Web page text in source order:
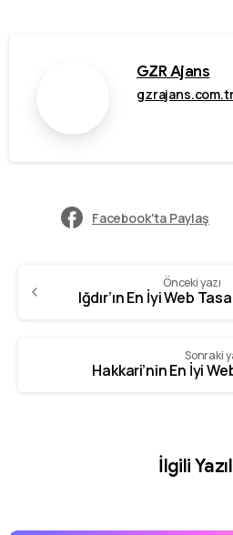
GZR Ajans
Facebook'ta Paylaş
Önceki yazı
Iğdır’ın En İyi Web
Sonraki
İlgili